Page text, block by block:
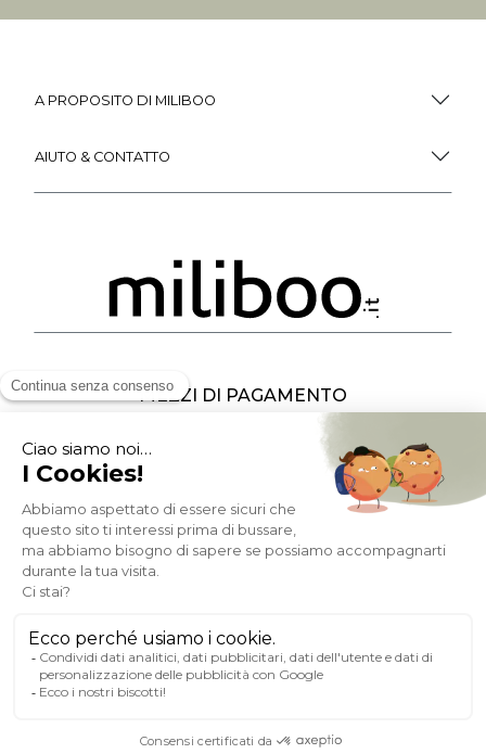
A PROPOSITO DI MILIBOO
AIUTO & CONTATTO
MEZZI DI PAGAMENTO
SOCIAL NETWORK
ITALIA
Diritti riservati